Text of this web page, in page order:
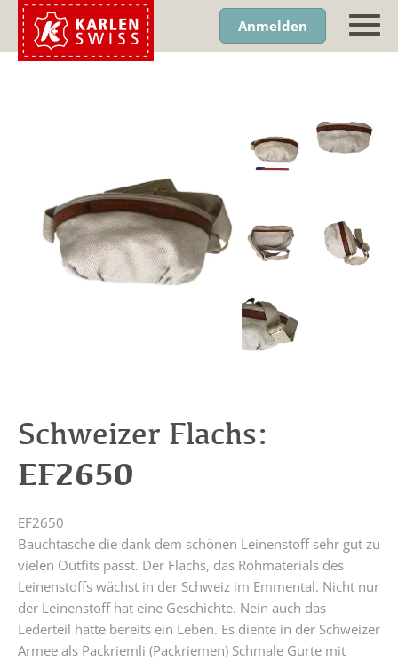
Anmelden
Schweizer Flachs:
EF2650
EF2650
Bauchtasche die dank dem schönen Leinenstoff sehr gut zu
vielen Outfits passt. Der Flachs, das Rohmaterials des
Leinenstoffs wächst in der Schweiz im Emmental. Nicht nur
der Leinenstoff hat eine Geschichte. Nein auch das
Lederteil hatte bereits ein Leben. Es diente in der Schweizer
Armee als Packriemli (Packriemen) Schmale Gurte mit